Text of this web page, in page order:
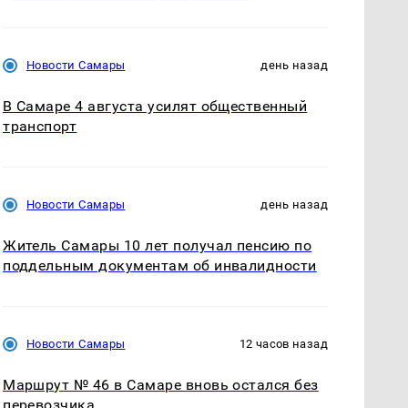
Новости Самары день назад
В Самаре 4 августа усилят общественный
транспорт
Новости Самары день назад
Житель Самары 10 лет получал пенсию по
поддельным документам об инвалидности
Новости Самары 12 часов назад
Маршрут № 46 в Самаре вновь остался без